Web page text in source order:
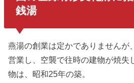
銭湯
燕湯の創業は定かでありませんが
営業し、空襲で往時の建物が焼失
物は、昭和25年の築。